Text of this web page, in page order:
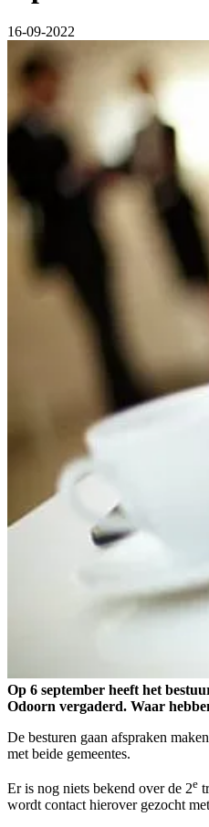
16-09-2022
Op 6 september heeft het
Odoorn vergaderd. Waar
De besturen gaan afspraken
met beide gemeentes.
Er is nog niets bekend over de 2e
wordt contact hierover gezocht